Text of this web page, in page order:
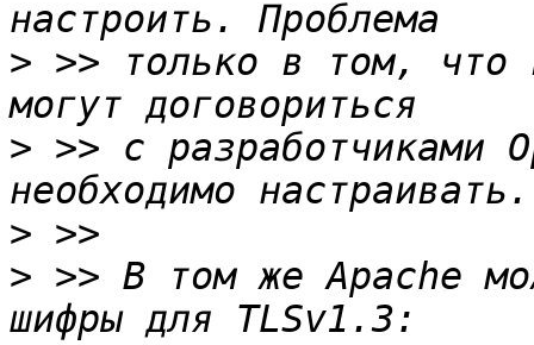
> >> только в том, что
> >> с разработчиками
>
> >> В том же Apache